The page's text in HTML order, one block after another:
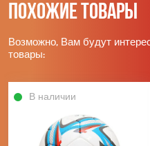
Похожие товары
Возможно, Вам будут
товары:
В наличии